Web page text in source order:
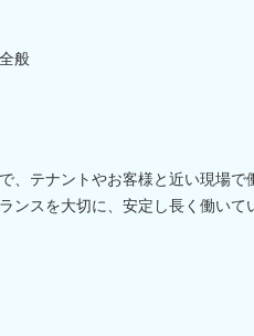
般
、テナントやお客様と近い現場で
ンスを大切に、安定し長く働いて